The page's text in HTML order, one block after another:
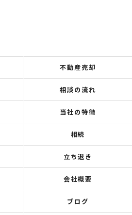
不動産売却
相談の流れ
当社の特徴
相続
立ち退き
会社概要
ブログ